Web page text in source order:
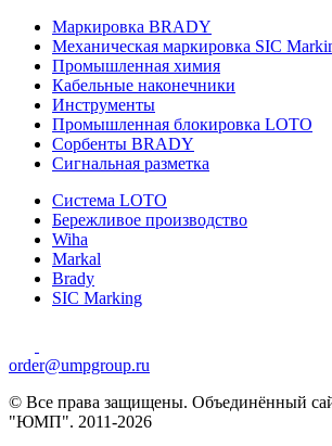
Маркировка BRADY
Механическая маркировка SIC
Промышленная химия
Кабельные наконечники
Инструменты
Промышленная блокировка LOTO
Сорбенты BRADY
Сигнальная разметка
Система LOTO
Бережливое производство
Wiha
Markal
Brady
SIC Marking
order@umpgroup.ru
© Все права защищены. Объединённый
"ЮМП". 2011-2026